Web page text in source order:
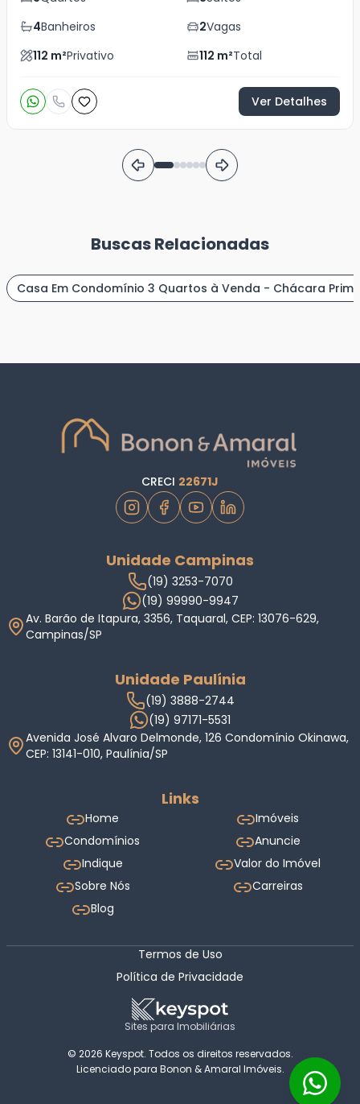
4Banheiros 2Vagas
112 m²Privativo 112 m²Total
Ver Detalhes
Buscas Relacionadas
Casa Em Condomínio 3 Quartos à Venda - Chácara
CRECI 22671J
Unidade Campinas
(19) 3253-7070
(19) 99990-9947
Av. Barão de Itapura, 3356, Taquaral, CEP: 13076-629,
Campinas/SP
Unidade Paulínia
(19) 3888-2744
(19) 97171-5531
Avenida José Alvaro Delmonde, 126 Condomínio Okinawa,
CEP: 13141-010, Paulínia/SP
Links
Home
Imóveis
Condomínios
Anuncie
Indique
Valor do Imóvel
Sobre Nós
Carreiras
Blog
Termos de Uso
Política de Privacidade
Sites para Imobiliárias
© 2026 Keyspot. Todos os direitos reservados.
Licenciado para Bonon & Amaral Imóveis.